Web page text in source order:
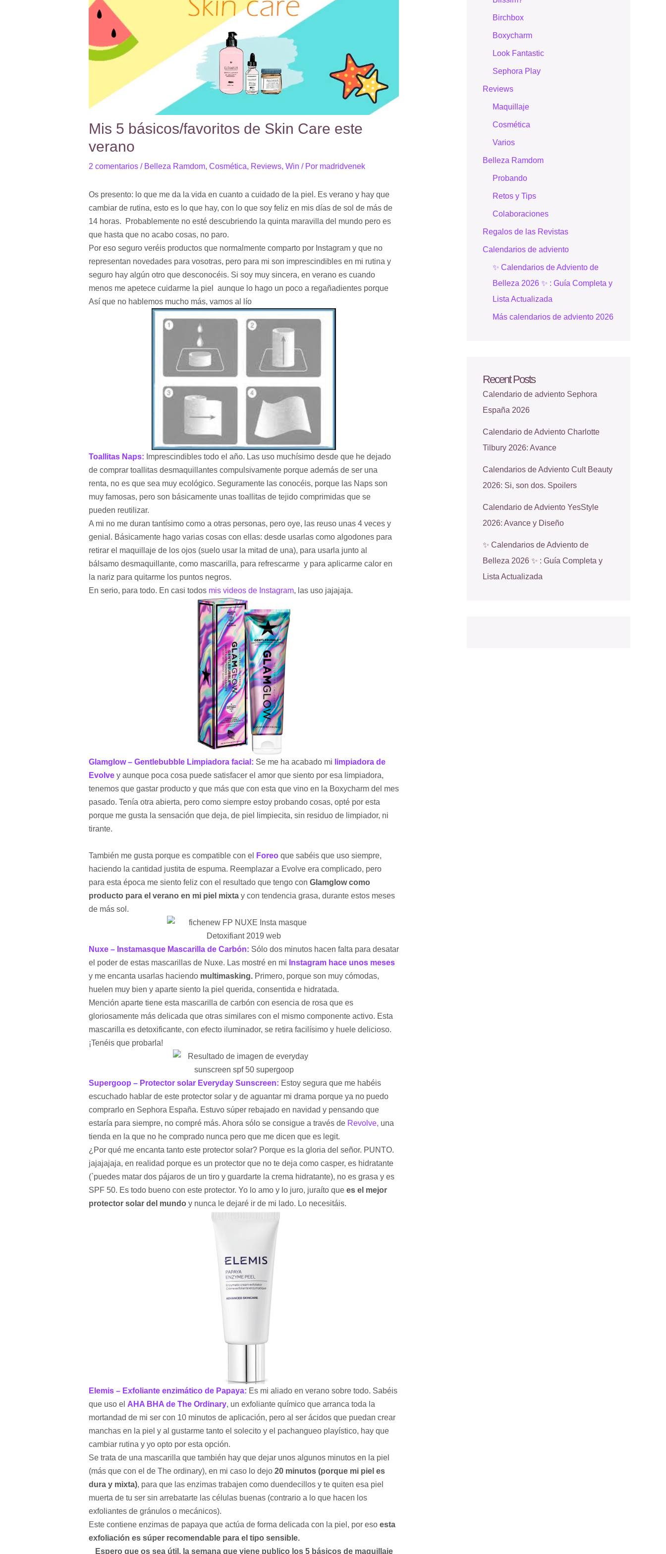
Mis 5 básicos/favoritos de Skin Care este
verano
2 comentarios / Belleza Ramdom, Cosmética, Reviews, Win / Por madridvenek
Os presento: lo que me da la vida en cuanto a cuidado de la piel. Es verano y hay que
cambiar de rutina, esto es lo que hay, con lo que soy feliz en mis días de sol de más de
14 horas. Probablemente no esté descubriendo la quinta maravilla del mundo pero es
que hasta que no acabo cosas, no paro.
Por eso seguro veréis productos que normalmente comparto por Instagram y que no
representan novedades para vosotras, pero para mi son imprescindibles en mi rutina y
seguro hay algún otro que desconocéis. Si soy muy sincera, en verano es cuando
menos me apetece cuidarme la piel aunque lo hago un poco a regañadientes porque
Así que no hablemos mucho más, vamos al lío
Toallitas Naps: Imprescindibles todo el año. Las uso muchísimo desde que he dejado
de comprar toallitas desmaquillantes compulsivamente porque además de ser una
renta, no es que sea muy ecológico. Seguramente las conocéis, porque las Naps son
muy famosas, pero son básicamente unas toallitas de tejido comprimidas que se
pueden reutilizar.
A mi no me duran tantísimo como a otras personas, pero oye, las reuso unas 4 veces y
genial. Básicamente hago varias cosas con ellas: desde usarlas como algodones para
retirar el maquillaje de los ojos (suelo usar la mitad de una), para usarla junto al
bálsamo desmaquillante, como mascarilla, para refrescarme y para aplicarme calor en
la nariz para quitarme los puntos negros.
En serio, para todo. En casi todos mis videos de Instagram, las uso jajajaja.
Glamglow – Gentlebubble Limpiadora facial: Se me ha acabado mi limpiadora de
Evolvey aunque poca cosa puede satisfacer el amor que siento por esa limpiadora,
tenemos que gastar producto y que más que con esta que vino en la Boxycharm del mes
pasado. Tenía otra abierta, pero como siempre estoy probando cosas, opté por esta
porque me gusta la sensación que deja, de piel limpiecita, sin residuo de limpiador, ni
tirante.
También me gusta porque es compatible con el Foreoque sabéis que uso siempre,
haciendo la cantidad justita de espuma. Reemplazar a Evolve era complicado, pero
para esta época me siento feliz con el resultado que tengo con Glamglow como
producto para el verano en mi piel mixtay con tendencia grasa, durante estos meses
de más sol.
Nuxe – Instamasque Mascarilla de Carbón: Sólo dos minutos hacen falta para desatar
el poder de estas mascarillas de Nuxe. Las mostré en mi Instagram hace unos meses
y me encanta usarlas haciendo multimasking.Primero, porque son muy cómodas,
huelen muy bien y aparte siento la piel querida, consentida e hidratada.
Mención aparte tiene esta mascarilla de carbón con esencia de rosa que es
gloriosamente más delicada que otras similares con el mismo componente activo. Esta
mascarilla es detoxificante, con efecto iluminador, se retira facilísimo y huele delicioso.
¡Tenéis que probarla!
Supergoop – Protector solar Everyday Sunscreen: Estoy segura que me habéis
escuchado hablar de este protector solar y de aguantar mi drama porque ya no puedo
comprarlo en Sephora España. Estuvo súper rebajado en navidad y pensando que
estaría para siempre, no compré más. Ahora sólo se consigue a través deRevolve, una
tienda en la que no he comprado nunca pero que me dicen que es legit.
¿Por qué me encanta tanto este protector solar? Porque es la gloria del señor. PUNTO.
jajajajaja, en realidad porque es un protector que no te deja como casper, es hidratante
(`puedes matar dos pájaros de un tiro y guardarte la crema hidratante), no es grasa y es
SPF 50. Es todo bueno con este protector. Yo lo amo y lo juro, juraíto que es el mejor
protector solar del mundoy nunca le dejaré ir de mi lado. Lo necesitáis.
Elemis – Exfoliante enzimático de Papaya: Es mi aliado en verano sobre todo. Sabéis
que uso el AHA BHA de The Ordinary, un exfoliante químico que arranca toda la
mortandad de mi ser con 10 minutos de aplicación, pero al ser ácidos que puedan crear
manchas en la piel y al gustarme tanto el solecito y el pachangueo playístico, hay que
cambiar rutina y yo opto por esta opción.
Se trata de una mascarilla que también hay que dejar unos algunos minutos en la piel
(más que con el de The ordinary), en mi caso lo dejo20 minutos (porque mi piel es
dura y mixta), para que las enzimas trabajen como duendecillos y te quiten esa piel
muerta de tu ser sin arrebatarte las células buenas (contrario a lo que hacen los
exfoliantes de gránulos o mecánicos).
Este contiene enzimas de papaya que actúa de forma delicada con la piel, por eso esta
exfoliación es súper recomendable para el tipo sensible.
Espero que os sea útil, la semana que viene publico los 5 básicos de maquillaje
Birchbox
Boxycharm
Look Fantastic
Sephora Play
Reviews
Maquillaje
Cosmética
Varios
Belleza Ramdom
Probando
Retos y Tips
Colaboraciones
Regalos de las Revistas
Calendarios de adviento
✨ Calendarios de Adviento de
Belleza 2026 ✨ : Guía Completa y
Lista Actualizada
Más calendarios de adviento 2026
Recent Posts
Calendario de adviento Sephora
España 2026
Calendario de Adviento Charlotte
Tilbury 2026: Avance
Calendarios de Adviento Cult Beauty
2026: Si, son dos. Spoilers
Calendario de Adviento YesStyle
2026: Avance y Diseño
✨ Calendarios de Adviento de
Belleza 2026 ✨ : Guía Completa y
Lista Actualizada